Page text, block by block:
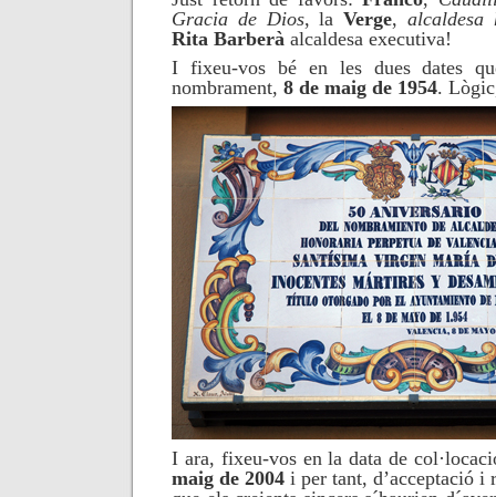
Gracia de Dios, la Verge, alcaldesa
Rita Barberà alcaldesa executiva!
I fixeu-vos bé en les dues dates
nombrament, 8 de maig de 1954.
I ara, fixeu-vos en la data de
maig de 2004 i per tant, d’acceptació i